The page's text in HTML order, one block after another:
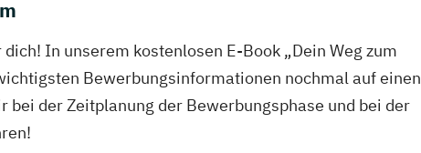
In unserem kostenlosen E-Book „Dein Weg zum
Bewerbungsinformationen nochmal auf einen
der Zeitplanung der Bewerbungsphase und bei der